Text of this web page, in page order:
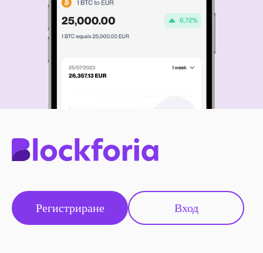
Регистриране Вход